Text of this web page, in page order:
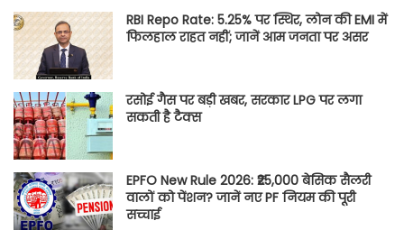
RBI Repo Rate: 5.25% पर स्थिर, लोन की EMI में
फिलहाल राहत नहीं; जानें आम जनता पर असर
रसोई गैस पर बड़ी खबर, सरकार LPG पर लगा
सकती है टैक्स
EPFO New Rule 2026: ₹25,000 बेसिक सैलरी
वालों को पेंशन? जानें नए PF नियम की पूरी
सच्चाई